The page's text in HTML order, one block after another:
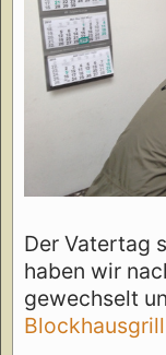
Der Vatertag
haben wir
gewechselt
Blockhausgrill